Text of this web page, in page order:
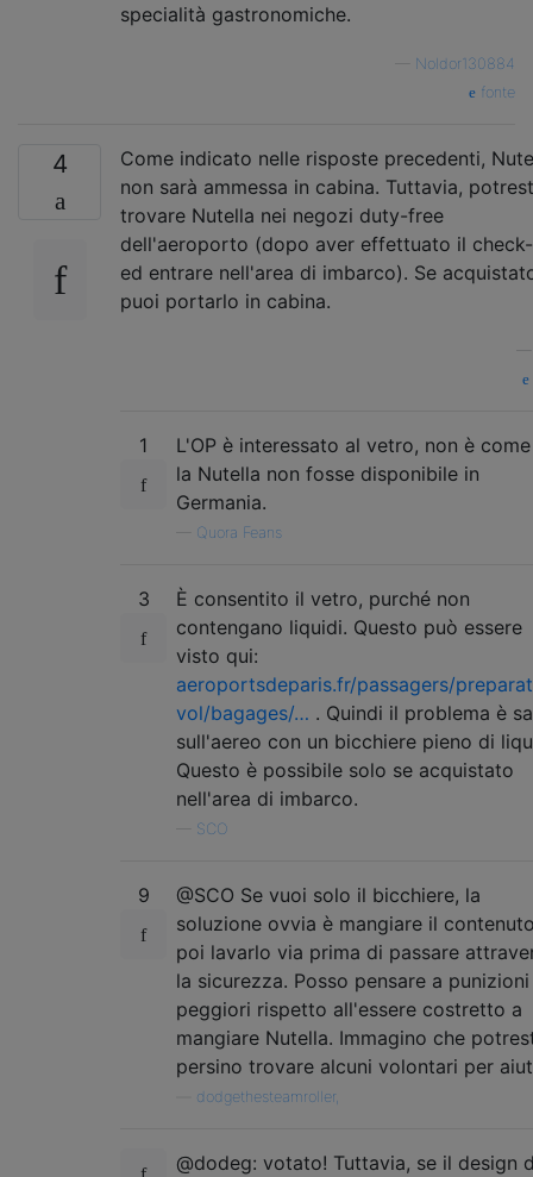
specialità gastronomiche.
Noldor130884
fonte
4
Come indicato nelle risposte precedenti,
non sarà ammessa in cabina. Tuttavia,
trovare Nutella nei negozi duty-free
dell'aeroporto (dopo aver effettuato il
ed entrare nell'area di imbarco). Se
puoi portarlo in cabina.
1
L'OP è interessato al vetro, non è
la Nutella non fosse disponibile in
Germania.
Quora Feans
3
È consentito il vetro, purché non
contengano liquidi. Questo può essere
visto qui:
aeroportsdeparis.fr/passagers/
vol/bagages/… . Quindi il problema è
sull'aereo con un bicchiere pieno di
Questo è possibile solo se acquistato
nell'area di imbarco.
SCO
9
@SCO Se vuoi solo il bicchiere, la
soluzione ovvia è mangiare il
poi lavarlo via prima di passare
la sicurezza. Posso pensare a punizioni
peggiori rispetto all'essere costretto a
mangiare Nutella. Immagino che
persino trovare alcuni volontari per
dodgethesteamroller,
@dodeg: votato! Tuttavia, se il design